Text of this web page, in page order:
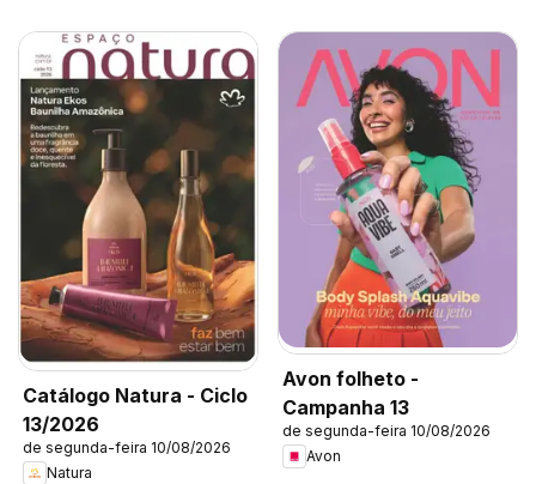
Catálogo Natura - Ciclo
13/2026
de segunda-feira 10/08/2026
Natura
Avon folheto -
Campanha 13
de segunda-feira 10/08/2026
Avon